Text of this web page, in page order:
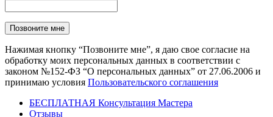
Нажимая кнопку “Позвоните мне”, я даю свое согласие на
обработку моих персональных данных в соответствии с
законом №152-ФЗ “О персональных данных” от 27.06.2006 и
принимаю условия Пользовательского соглашения
БЕСПЛАТНАЯ Консультация Мастера
Отзывы